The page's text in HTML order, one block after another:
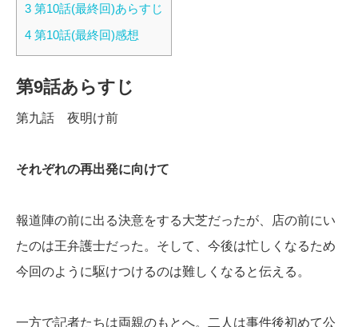
3 第10話(最終回)あらすじ
4 第10話(最終回)感想
第9話あらすじ
第九話 夜明け前
それぞれの再出発に向けて
報道陣の前に出る決意をする大芝だったが、店の前にい
たのは王弁護士だった。そして、今後は忙しくなるため
今回のように駆けつけるのは難しくなると伝える。
一方で記者たちは両親のもとへ。二人は事件後初めて公